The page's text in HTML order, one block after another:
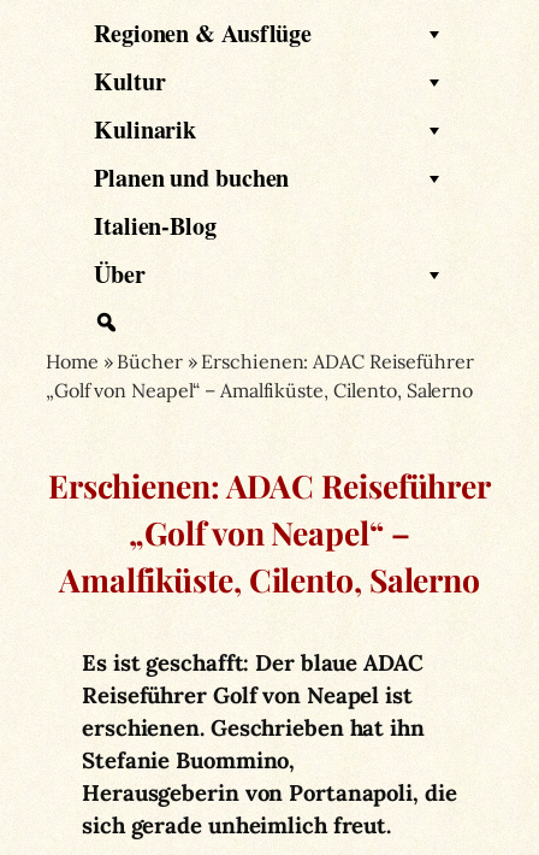
Regionen & Ausflüge
Kultur
Kulinarik
Planen und buchen
Italien-Blog
Über
Home » Bücher» Erschienen: ADAC Reiseführer
„Golf von Neapel“ – Amalfiküste, Cilento, Salerno
Erschienen: ADAC Reiseführer
„Golf von Neapel“ –
Amalfiküste, Cilento, Salerno
Es ist geschafft: Der blaue ADAC
Reiseführer Golf von Neapel ist
erschienen. Geschrieben hat ihn
Stefanie Buommino,
Herausgeberin von Portanapoli, die
sich gerade unheimlich freut.